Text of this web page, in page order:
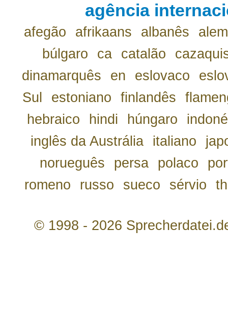
agência
afegão afrikaans albanês
búlgaro
ca catalão
dinamarquês
en eslovaco
Sul
estoniano finlandês
hebraico
hindi húngaro
inglês da Austrália
italiano
norueguês
persa polaco
romeno
russo sueco sérvio th
© 1998 - 2026